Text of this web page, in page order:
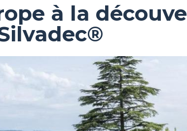
à la